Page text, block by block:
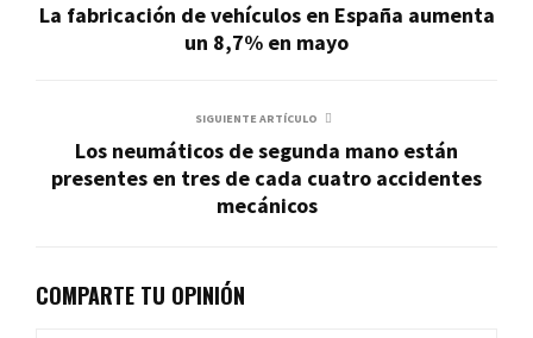
La fabricación de vehículos en España aumenta
un 8,7% en mayo
SIGUIENTE ARTÍCULO
Los neumáticos de segunda mano están
presentes en tres de cada cuatro accidentes
mecánicos
COMPARTE TU OPINIÓN